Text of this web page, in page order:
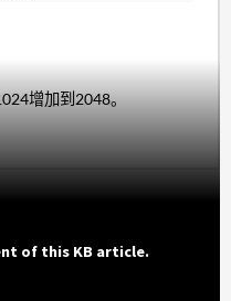
增加到2048。
of this KB article.